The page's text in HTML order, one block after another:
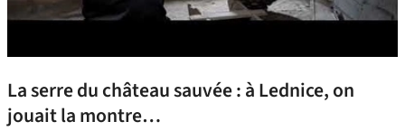
La serre du château sauvée : à Lednice, on
jouait la montre…